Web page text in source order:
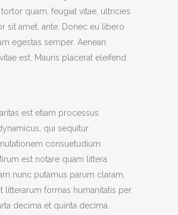
quam, feugiat vitae, ultricies
sit amet, ante. Donec eu libero
egestas semper. Aenean
est. Mauris placerat eleifend
laritas est etiam processus
qui sequitur
consuetudium
est notare quam littera
nunc putamus parum claram,
litterarum formas humanitatis per
decima et quinta decima.